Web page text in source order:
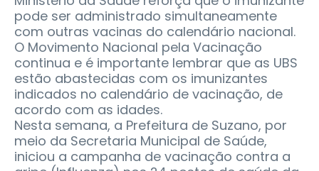
pode ser administrado simultaneamente
com outras vacinas do calendário nacional.
O Movimento Nacional pela Vacinação
continua e é importante lembrar que as UBS
estão abastecidas com os imunizantes
indicados no calendário de vacinação, de
acordo com as idades.
Nesta semana, a Prefeitura de Suzano, por
meio da Secretaria Municipal de Saúde,
iniciou a campanha de vacinação contra a